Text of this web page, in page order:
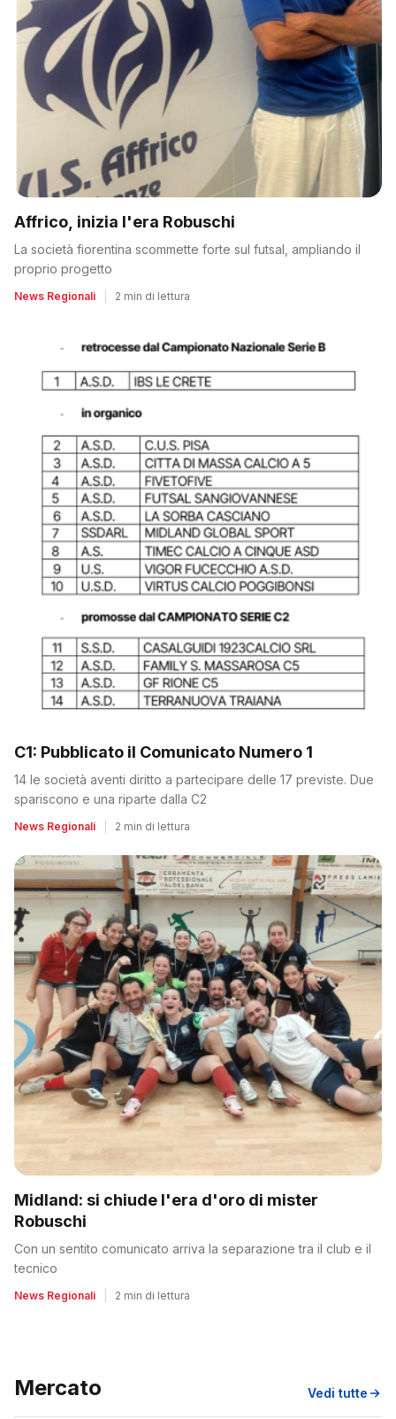
Affrico, inizia l'era Robuschi
La società fiorentina scommette forte sul futsal, ampliando il
proprio progetto
News Regionali 2 min di lettura
C1: Pubblicato il Comunicato Numero 1
14 le società aventi diritto a partecipare delle 17 previste. Due
spariscono e una riparte dalla C2
News Regionali 2 min di lettura
Midland: si chiude l'era d'oro di mister
Robuschi
Con un sentito comunicato arriva la separazione tra il club e il
tecnico
News Regionali 2 min di lettura
Mercato Vedi tutte